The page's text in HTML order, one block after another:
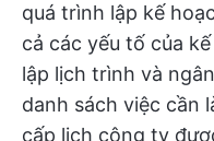
quá trình lập kế
cả các yếu tố của
lập lịch trình và
danh sách việc cần
cấp lịch công ty